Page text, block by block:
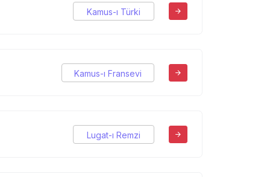
Kamus-ı Türki
Kamus-ı Fransevi
Lugat-ı Remzi